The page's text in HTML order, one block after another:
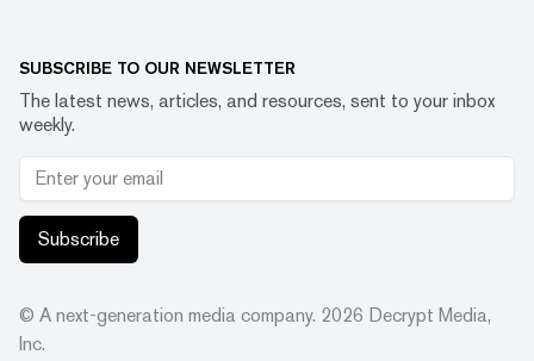
SUBSCRIBE TO OUR NEWSLETTER
The latest news, articles, and resources, sent to your inbox
weekly.
Subscribe
© A next-generation media company. 2026 Decrypt Media,
Inc.